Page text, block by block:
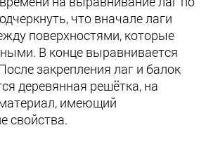
что вначале лаги
поверхностями, которые
В конце выравнивается
закрепления лаг и балок
деревянная решётка, на
имеющий
свойства.